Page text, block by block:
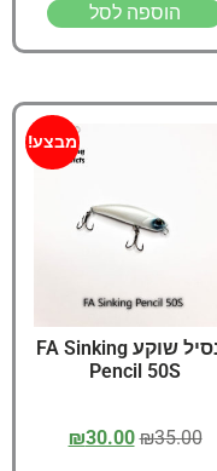
הוספה לסל
מבצע!
פנסיל שוקע FA Sinking
Pencil 50S
₪35.00
₪30.00